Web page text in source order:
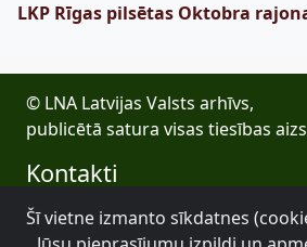
LKP Rīgas pilsētas Oktobra
© LNA Latvijas Valsts arhīvs,
publicētā satura visas tiesības
Kontakti
E-pasts: lva@arhivi.gov.lv
Tālrunis: +371 20027447
Šī vietne izmanto sīkdatnes